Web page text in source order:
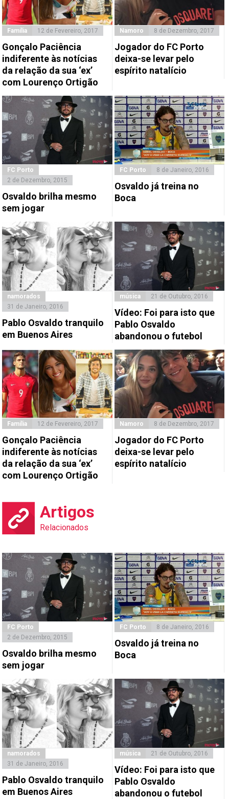
Família 12 de Fevereiro, 2017
Gonçalo Paciência
indiferente às notícias
da relação da sua ‘ex’
com Lourenço Ortigão
Namoro 8 de Dezembro, 2017
Jogador do FC Porto
deixa-se levar pelo
espírito natalício
FC Porto
2 de Dezembro, 2015
Osvaldo brilha mesmo
sem jogar
FC Porto 8 de Janeiro, 2016
Osvaldo já treina no
Boca
namorados
31 de Janeiro, 2016
Pablo Osvaldo tranquilo
em Buenos Aires
música 21 de Outubro, 2016
Vídeo: Foi para isto que
Pablo Osvaldo
abandonou o futebol
Família 12 de Fevereiro, 2017
Gonçalo Paciência
indiferente às notícias
da relação da sua ‘ex’
com Lourenço Ortigão
Namoro 8 de Dezembro, 2017
Jogador do FC Porto
deixa-se levar pelo
espírito natalício
Artigos
Relacionados
FC Porto
2 de Dezembro, 2015
Osvaldo brilha mesmo
sem jogar
FC Porto 8 de Janeiro, 2016
Osvaldo já treina no
Boca
namorados
31 de Janeiro, 2016
Pablo Osvaldo tranquilo
em Buenos Aires
música 21 de Outubro, 2016
Vídeo: Foi para isto que
Pablo Osvaldo
abandonou o futebol